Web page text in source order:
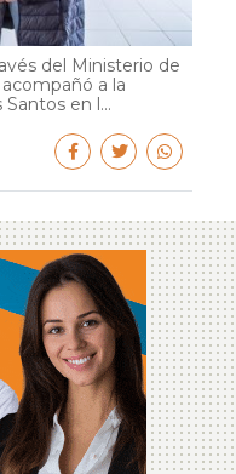
del Ministerio de
a la
en l...